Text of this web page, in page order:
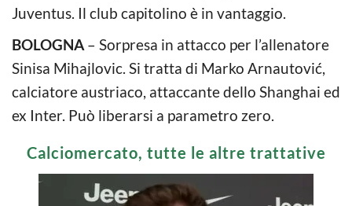
Juventus. Il club capitolino è in vantaggio.
BOLOGNA – Sorpresa in attacco per l’allenatore
Sinisa Mihajlovic. Si tratta di Marko Arnautović,
calciatore austriaco, attaccante dello Shanghai ed
ex Inter. Può liberarsi a parametro zero.
Calciomercato, tutte le altre trattative